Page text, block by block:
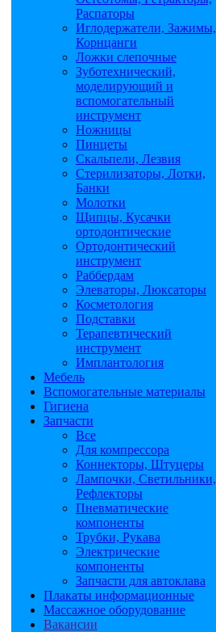
Распаторы
Иглодержатели, Зажимы,
Корнцанги
Ложки слепочные
Зуботехнический,
моделирующий и
вспомогательный
инструмент
Ножницы
Пинцеты
Скальпели, Лезвия
Стерилизаторы, Лотки,
Банки
Молотки
Щипцы, Кусачки
ортодонтические
Ортодонтический
инструмент
Раббердам
Элеваторы, Люксаторы
Косметология
Подставки
Терапевтический
инструмент
Имплантология
Мебель
Вспомогательные материалы
Гигиена
Запчасти
Все
Для компрессора
Коннекторы, Штуцеры
Лампочки, Светильники,
Рефлекторы
Пневматические
компоненты
Трубки, Рукава
Электрические
компоненты
Запчасти для автоклава
Плакаты информационные
Массажное оборудование
Вакансии